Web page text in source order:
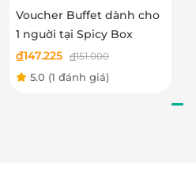
Voucher Buffet dành cho
1 nguời tại Spicy Box
đ147.225 đ151.000
5.0 (1 đánh giá)